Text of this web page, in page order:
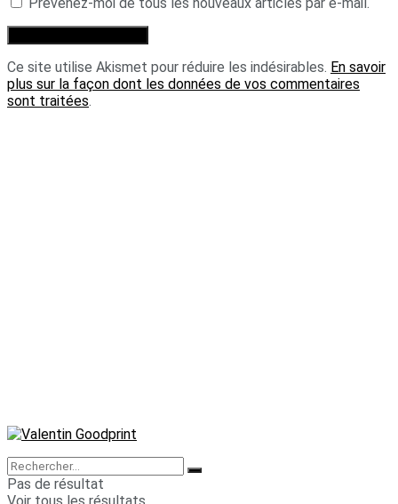
Ce site utilise Akismet pour réduire les indésirables. En savoir
plus sur la façon dont les données de vos commentaires
sont traitées.
Pas de résultat